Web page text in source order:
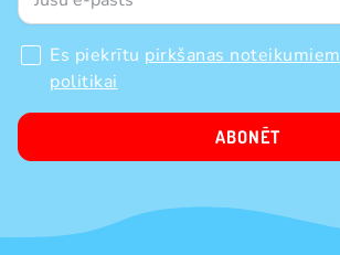
Es piekrītu pirkšanas noteikumiem
politikai
ABONĒT